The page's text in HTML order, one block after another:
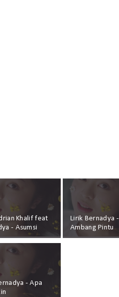
Khalif feat
- Asumsi
Lirik Bernadya -
Ambang Pintu
- Apa